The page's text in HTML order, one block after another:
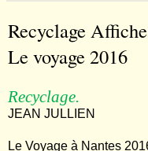
Recyclage
Le voyage 2016
Recyclage.
JEAN JULLIEN
Le Voyage à Nantes